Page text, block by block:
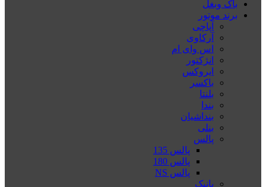
باک وبغل
برند موتور
آپاچی
آرکاوی
اس وای ام
انژکتور
ایروکس
باکسر
بلنتا
بندا
بنداشیان
بنلی
پالس
پالس 135
پالس 180
پالس NS
پانیک